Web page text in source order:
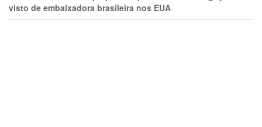
visto de embaixadora brasileira nos EUA